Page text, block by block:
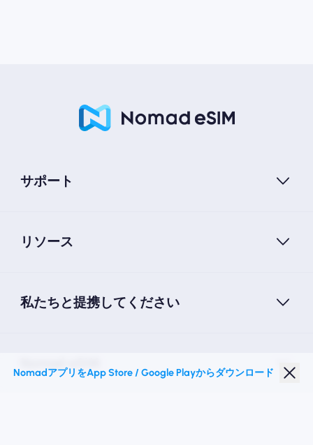
サポート
リソース
私たちと提携してください
NomadアプリをApp Store / Google Playからダウンロード